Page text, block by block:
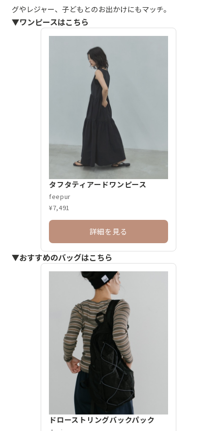
グやレジャー、子どもとのお出かけにもマッチ。
▼ワンピースはこちら
タフタティアードワンピース
feepur
¥7,491
詳細を見る
▼おすすめのバッグはこちら
ドローストリングバックパック